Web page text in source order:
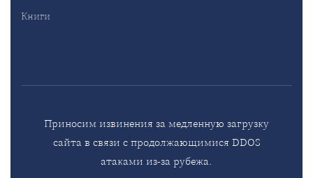
Книги
Приносим извинения за медленную загрузку
сайта в связи с продолжающимися DDOS
атаками из-за рубежа.